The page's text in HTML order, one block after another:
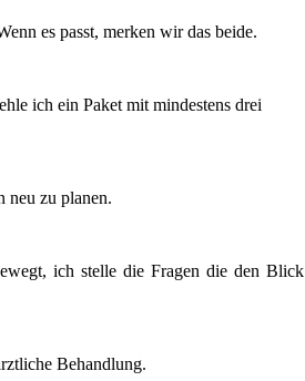
es passt, merken wir das beide.
ich ein Paket mit mindestens drei
neu zu planen.
ich stelle die Fragen die den Blick
Behandlung.